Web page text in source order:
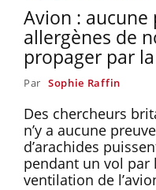
Avion : aucune
allergènes de
propager par
Par Sophie Raffin
Des chercheurs
n’y a aucune
d’arachides
pendant un vol par
ventilation de